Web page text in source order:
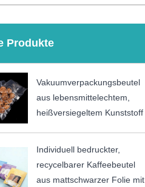
Produkte
Vakuumverpackungsbeutel
aus lebensmittelechtem,
heißversiegeltem Kunststoff
Individuell bedruckter,
recycelbarer Kaffeebeutel
aus mattschwarzer Folie mit